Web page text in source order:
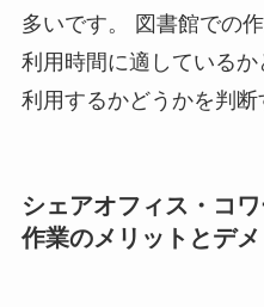
多いです。 図書館での
利用時間に適しているか
利用するかどうかを判断
シェアオフィス・コ
作業のメリットとデメ